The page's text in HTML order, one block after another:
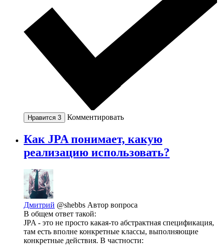
Нравится 3 Комментировать
Как JPA понимает, какую
реализацию использовать?
Дмитрий @shebbs Автор вопроса
В общем ответ такой:
JPA - это не просто какая-то абстрактная спецификация,
там есть вполне конкретные классы, выполняющие
конкретные действия. В частности: